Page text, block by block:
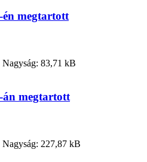
megtartott
83,71 kB
án megtartott
227,87 kB